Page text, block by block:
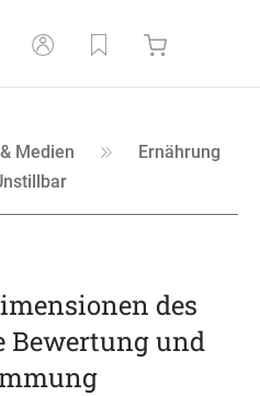
Medien
Ernährung
des
Bewertung und